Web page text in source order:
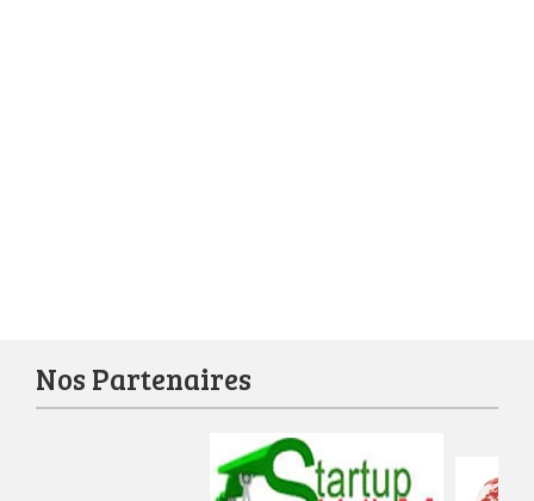
Nos Partenaires